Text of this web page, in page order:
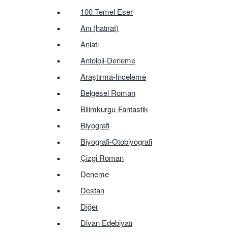
100 Temel Eser
Anı (hatırat)
Anlatı
Antoloji-Derleme
Araştırma-Inceleme
Belgesel Roman
Bilimkurgu-Fantastik
Biyografi
Biyografi-Otobiyografi
Çizgi Roman
Deneme
Destan
Diğer
Divan Edebiyatı